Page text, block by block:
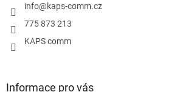
info@kaps-comm.cz
775 873 213
KAPS comm
Informace pro vás